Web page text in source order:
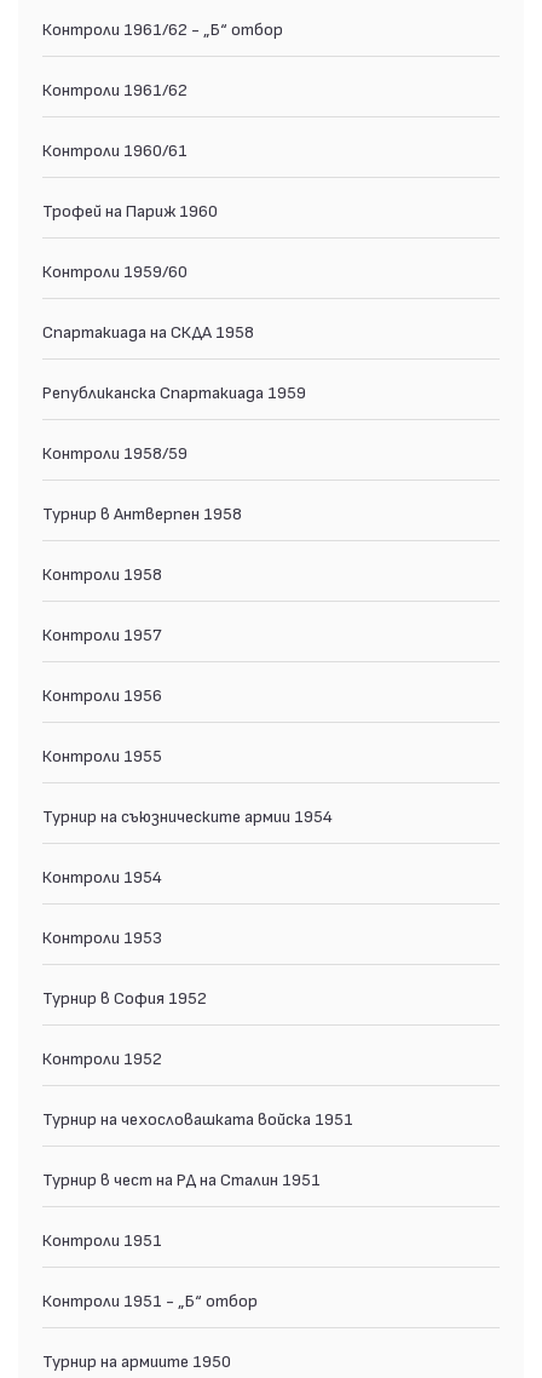
Контроли 1961/62 - „Б“ отбор
Контроли 1961/62
Контроли 1960/61
Трофей на Париж 1960
Контроли 1959/60
Спартакиада на СКДА 1958
Републиканска Спартакиада 1959
Контроли 1958/59
Турнир в Антверпен 1958
Контроли 1958
Контроли 1957
Контроли 1956
Контроли 1955
Турнир на съюзническите армии 1954
Контроли 1954
Контроли 1953
Турнир в София 1952
Контроли 1952
Турнир на чехословашката войска 1951
Турнир в чест на РД на Сталин 1951
Контроли 1951
Контроли 1951 - „Б“ отбор
Турнир на армиите 1950